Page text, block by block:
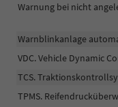
Warnung bei nicht
Warnblinkanlage
VDC. Vehicle Dynamic
TCS.
TPMS.